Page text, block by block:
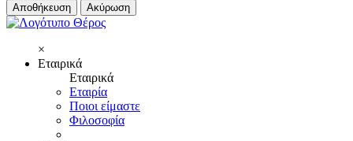
Αποθήκευση Ακύρωση
×
Εταιρικά
Εταιρικά
Εταιρία
Ποιοι είμαστε
Φιλοσοφία